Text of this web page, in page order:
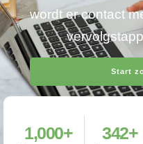
wordt er contact
Start
1,000+ 342+